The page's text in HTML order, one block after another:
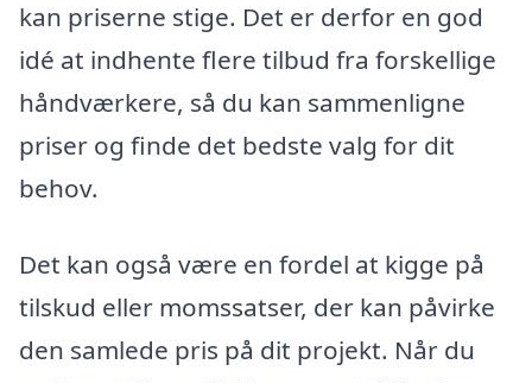
kan priserne stige. Det er derfor en god
idé at indhente flere tilbud fra forskellige
håndværkere, så du kan sammenligne
priser og finde det bedste valg for dit
behov.
Det kan også være en fordel at kigge på
tilskud eller momssatser, der kan påvirke
den samlede pris på dit projekt. Når du